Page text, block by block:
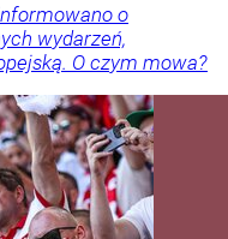
o
wydarzeń,
O czym mowa?